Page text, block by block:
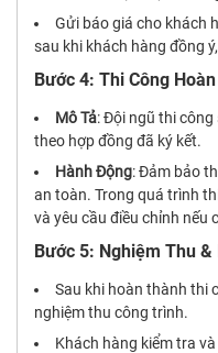
Gửi báo giá cho khách
sau khi khách hàng đồng
Bước 4: Thi Công
Mô Tả: Đội ngũ thi
theo hợp đồng đã ký kết.
Hành Động: Đảm bảo
an toàn. Trong quá trình
và yêu cầu điều chỉnh nếu
Bước 5: Nghiệm Thu &
Sau khi hoàn thành thi
nghiệm thu công trình.
Khách hàng kiểm tra